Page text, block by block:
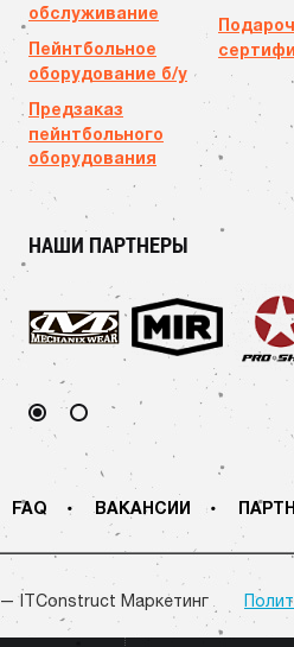
обслуживание
Пейнтбольное
оборудование б/у
Предзаказ
пейнтбольного
оборудования
НАШИ ПАРТНЕРЫ
FAQ ВАКАНСИИ
— ITConstruct Маркетинг